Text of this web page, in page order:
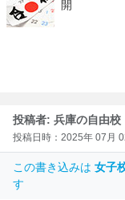
投稿者: 兵庫の自由校
投稿日時：2025年 07月
この書き込みは 女子
す